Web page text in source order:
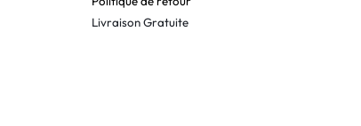
Livraison Gratuite